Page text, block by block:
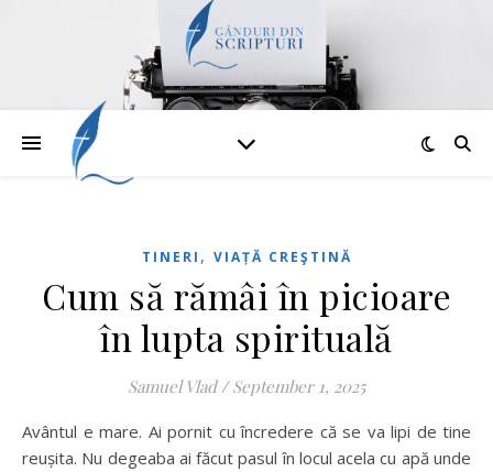
TINERI , VIAȚĂ CREŞTINĂ
Cum să rămâi în picioare
în lupta spirituală
Samuel Vlad / September 1, 2025
Avântul e mare. Ai pornit cu încredere că se va lipi de tine
reușita. Nu degeaba ai făcut pasul în locul acela cu apă unde